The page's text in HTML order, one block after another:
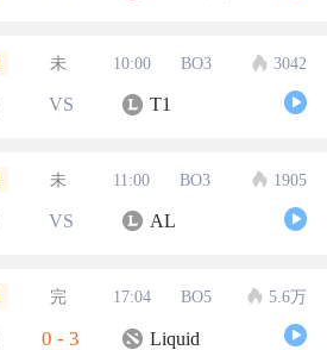
未 10:00 BO3 3042
VS T1
未 11:00 BO3 1905
VS AL
完 17:04 BO5 5.6万
0 - 3 Liquid